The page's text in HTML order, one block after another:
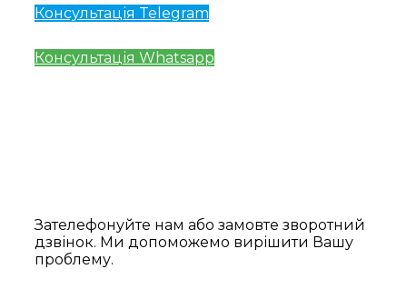
Консультація Telegram
Консультація Whatsapp
Зателефонуйте нам або замовте зворотний
дзвінок. Ми допоможемо вирішити Вашу
проблему.